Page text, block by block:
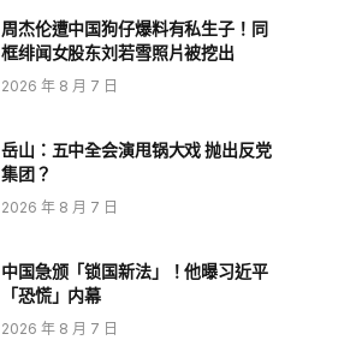
周杰伦遭中国狗仔爆料有私生子！同
框绯闻女股东刘若雪照片被挖出
2026 年 8 月 7 日
岳山：五中全会演甩锅大戏 抛出反党
集团？
2026 年 8 月 7 日
中国急颁「锁国新法」！他曝习近平
「恐慌」内幕
2026 年 8 月 7 日